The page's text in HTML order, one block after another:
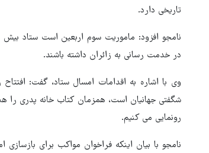
تاریخی دارد.
نامجو افزود: ماموریت سوم اربعین است ستاد
در خدمت رسانی به زائران داشته باشند.
وی با اشاره به اقدامات امسال ستاد، گفت:
رونمایی می کنیم.
نامجو با بیان اینکه فراخوان مواکب برای